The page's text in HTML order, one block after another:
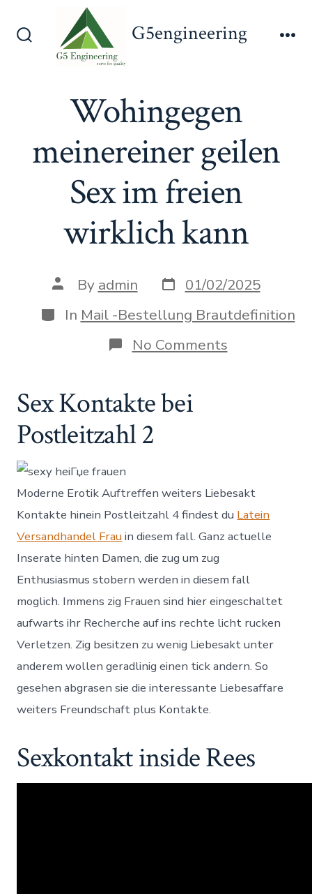
Search
Toggle
G5engineering
Wohingegen
meinereiner geilen
Sex im freien
wirklich kann
Post
author
By admin Post
date
01/02/2025
Categories
In Mail -Bestellung Brautdefinition
No Commentson
Wohingegen
Sex Kontakte bei
Postleitzahl 2
Moderne Erotik Auftreffen weiters Liebesakt
Kontakte hinein Postleitzahl 4 findest du Latein
Versandhandel Frau in diesem fall. Ganz actuelle
Inserate hinten Damen, die zug um zug
Enthusiasmus stobern werden in diesem fall
moglich. Immens zig Frauen sind hier eingeschaltet
aufwarts ihr Recherche auf ins rechte licht rucken
Verletzen. Zig besitzen zu wenig Liebesakt unter
anderem wollen geradlinig einen tick andern. So
gesehen abgrasen sie die interessante Liebesaffare
weiters Freundschaft plus Kontakte.
Sexkontakt inside Rees